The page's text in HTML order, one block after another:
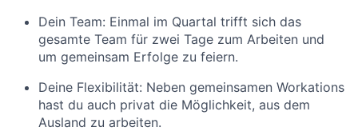
Dein Team: Einmal im Quartal trifft sich das
gesamte Team für zwei Tage zum Arbeiten und
um gemeinsam Erfolge zu feiern.
Deine Flexibilität: Neben gemeinsamen Workations
hast du auch privat die Möglichkeit, aus dem
Ausland zu arbeiten.